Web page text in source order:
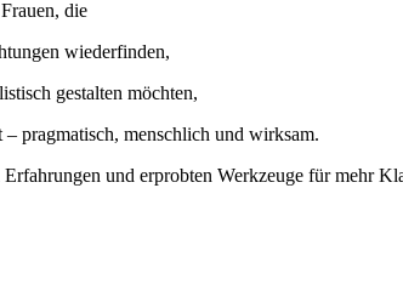
die
wiederfinden,
gestalten möchten,
pragmatisch, menschlich und wirksam.
und erprobten Werkzeuge für mehr